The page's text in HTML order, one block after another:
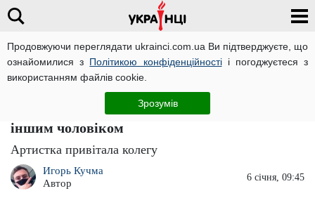
Продовжуючи переглядати ukrainci.com.ua Ви підтверджуєте, що
ознайомилися з Політикою конфіденційностіі погоджуєтеся з
використанням файлів cookie.
Зрозумів
Розваги
Поки чоловік не бачить: Оля Полякова в
міні-сукні блиснула дечим цікавим перед
іншим чоловіком
Артистка привітала колегу
Игорь Кучма
Автор
6 січня, 09:45